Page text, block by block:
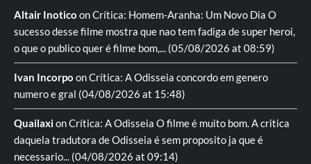
Altair Inotico onCrítica: Homem-Aranha: Um Novo Dia O
sucesso desse filme mostra que nao tem fadiga de super heroi,
o que o publico quer é filme bom,... (05/08/2026 at 08:59)
Ivan Incorpo onCrítica: A Odisseia concordo em genero
numero e gral (04/08/2026 at 15:48)
QuailaxionCrítica: A Odisseia O filme é muito bom. A critica
daquela tradutora de Odisseia é sem proposito ja que é
necessario... (04/08/2026 at 09:14)